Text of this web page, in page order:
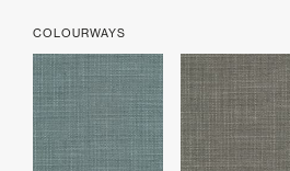
COLOURWAYS